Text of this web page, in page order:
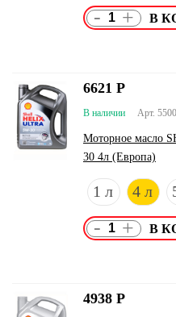
- +
Арт.
В наличии
Моторное масло
30 4л (Европа)
1 л 4 л
6621 Р
- +
4938 Р